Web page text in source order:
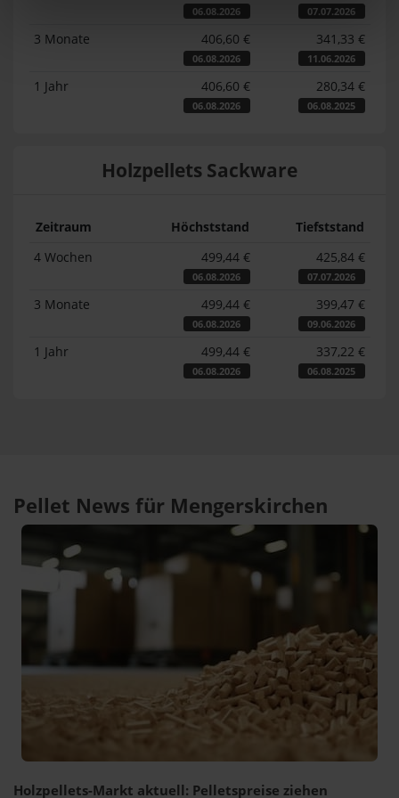
06.08.2026 07.07.2026
3 Monate 406,60 €
06.08.2026
341,33 €
11.06.2026
1 Jahr 406,60 €
06.08.2026
280,34 €
06.08.2025
Holzpellets Sackware
Zeitraum Höchststand
Tiefststand
4 Wochen
499,44 €
06.08.2026
425,84 €
07.07.2026
3 Monate 499,44 €
06.08.2026
399,47 €
09.06.2026
1 Jahr 499,44 €
06.08.2026
337,22 €
06.08.2025
Pellet News für Mengerskirchen
Holzpellets-Markt aktuell: Pelletspreise ziehen